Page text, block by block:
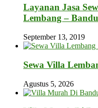
Layanan Jasa
Lembang –
September 13, 2019
Sewa Villa
Agustus 5, 2026